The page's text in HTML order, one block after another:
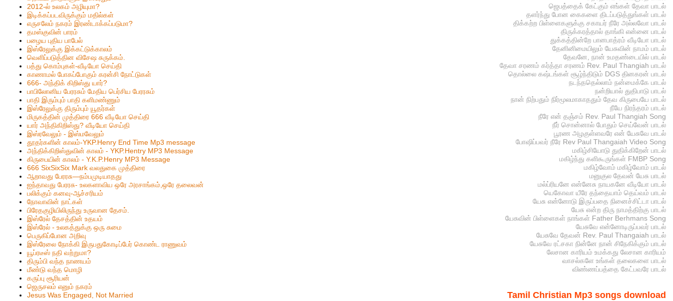
2012-ல் உலகம் அழியுமா?
இடிக்கப்படவிருக்கும் மதில்கள்
எருசலேம் நகரம் இரண்டாக்கப்படுமா?
தமஸ்குவின் பாரம்
பழைய புதிய பாபேல்
இஸ்ரேலுக்கு இக்கட்டுக்காலம்
வெளிப்படுத்தின விசேஷ சுருக்கம்.
பத்து கொம்புகள்-வீடியோ செய்தி
காணாமல் போகப்போகும் கரன்சி நோட்டுகள்
666- அந்திக் கிறிஸ்து யார்?
பாபிலோனிய பேரரசும் மேதிய பெர்சிய பேரரசும்
பாதி இரும்பும் பாதி களிமண்ணும்
இஸ்ரேலுக்கு திரும்பும் யூதர்கள்
மிருகத்தின் முத்திரை 666 வீடியோ செய்தி
யார் அந்திகிறிஸ்து? வீடியோ செய்தி
இஸ்ரவேலும் - இஸ்மவேலும்
தூதர்களின் காலம்-YKP.Henry End Time Mp3 message
அந்திக்கிறிஸ்துவின் காலம் - YKP.Hentry MP3 Message
கிருபையின் காலம் - Y.K.P.Henry MP3 Message
666 SixSixSix Mark வலதுகை முத்திரை
ஆறாவது பேரரசு—நம்பமுடியாதது
ஐந்தாவது பேரரசு- உலகளாவிய ஒரே அரசாங்கம்,ஒரே தலைவன்
பலிக்கும் கனவு-ஆச்சரியம்
நோவாவின் நாட்கள்
பிரேதகுழியிலிருந்து உருவான தேசம்.
இஸ்ரேல் தேசத்தின் உதயம்
இஸ்ரேல் - உலகத்துக்கு ஒரு சுமை
பெருகிப்போன அறிவு
இஸ்ரேலை நோக்கி இருபதுகோடிப்பேர் கொண்ட ராணுவம்
யூப்ரடீஸ் நதி வற்றுமா?
திரும்பி வந்த நாணயம்
மீண்டு வந்த மொழி
கருப்பு சூரியன்
ஜெருசலம் எனும் நகரம்
Jesus Was Engaged, Not Married
ஜெபத்தைக் கேட்கும் எங்கள் தேவா பாடல்
தளர்ந்து போன கைகளை திடப்படுத்துங்கள் பாடல்
திக்கற்ற பிள்ளைகளுக்கு சகாயர் நீரே அல்லவோ பாடல்
திருக்கரத்தால் தாங்கி என்னை பாடல்
துக்கத்தின்றே பானபாத்ரம் வீடியோ பாடல்
தேனினிமையிலும் யேசுவின் நாமம் பாடல்
தேவனே, நான் உமதண்டையில் பாடல்
தேவா சரணம் கர்த்தா சரணம் Rev. Paul Thangiah பாடல்
தொல்லை கஷ்டங்கள் சூழ்ந்திடும் DGS தினகரன் பாடல்
நடந்ததெல்லாம் நன்மைக்கே பாடல்
நன்றியால் துதிபாடு பாடல்
நான் நிற்பதும் நிர்மூலமாகாததும் தேவ கிருபையே பாடல்
நீயே நிரந்தரம் பாடல்
நீரே என் தஞ்சம் Rev. Paul Thangiah Song
நீர் சொன்னால் போதும் செய்வேன் பாடல்
பூரண அழகுள்ளவரே என் யேசுவே பாடல்
போஷிப்பவர் நீரே Rev Paul Thangaiah Video Song
மகிழ்சியோடு துதிக்கிறேன் பாடல்
மகிழ்ந்து களிகூருங்கள் FMBP Song
மகிழ்வோம் மகிழ்வோம் பாடல்
மனுகுல தேவன் யேசு பாடல்
மல்ப்ரியனே என்னேசு நாயகனே வீடியோ பாடல்
யெகோவா யீரே தந்தையாம் தெய்வம் பாடல்
யேசு என்னோடு இருப்பதை நினைச்சிட்டா பாடல்
யேசு என்ற திரு நாமத்திற்கு பாடல்
யேசுவின் பிள்ளைகள் நாங்கள் Father Berhmans Song
யேசுவே என்னோடிருப்பவர் பாடல்
யேசுவே தேவன் Rev. Paul Thangaiah பாடல்
யேசுவே ரட்சகா நின்னே நான் சிநேகிக்கும் பாடல்
லேசான காரியம் உமக்கது லேசான காரியம்
வாசல்களே உங்கள் தலைகளை பாடல்
விண்ணப்பத்தை கேட்பவரே பாடல்
Tamil Christian Mp3 songs download